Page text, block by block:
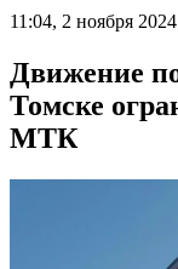
11:04, 2 ноября 2024
Движение
Томске
МТК